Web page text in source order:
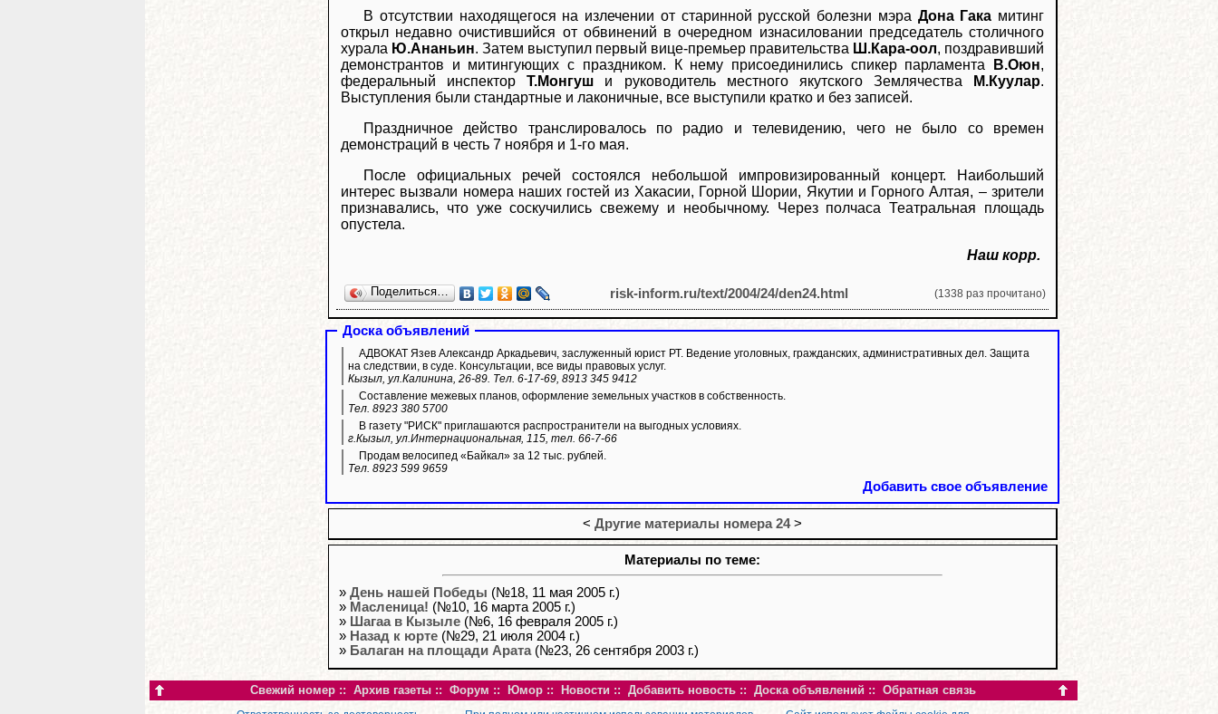
В отсутствии находящегося на излечении от старинной русской болезни мэра Дона Гака митинг
открыл недавно очистившийся от обвинений в очередном изнасиловании председатель столичного
хурала Ю.Ананьин. Затем выступил первый вице-премьер правительства Ш.Кара-оол, поздравивший
демонстрантов и митингующих с праздником. К нему присоединились спикер парламента
В.Оюн,
федеральный инспекторТ.Монгуш и руководитель местного якутского Землячества М.Куулар.
Выступления были стандартные и лаконичные, все выступили кратко и без записей.
Праздничное действо транслировалось по радио и телевидению, чего не было со времен
демонстраций в честь 7 ноября и 1-го мая.
После официальных речей состоялся небольшой импровизированный концерт. Наибольший
интерес вызвали номера наших гостей из Хакасии, Горной Шории, Якутии и Горного Алтая, – зрители
признавались, что уже соскучились свежему и необычному. Через полчаса Театральная площадь
опустела.
Наш корр.
Поделиться… risk-inform.ru/text/2004/24/den24.html (1338 раз прочитано)
Доска объявлений
АДВОКАТ Язев Александр Аркадьевич, заслуженный юрист РТ. Ведение уголовных, гражданских, административных дел. Защита
на следствии, в суде. Консультации, все виды правовых услуг.
Кызыл, ул.Калинина, 26-89. Тел. 6-17-69, 8913 345 9412
Составление межевых планов, оформление земельных участков в собственность.
Тел. 8923 380 5700
В газету "РИСК" приглашаются распространители на выгодных условиях.
г.Кызыл, ул.Интернациональная, 115, тел. 66-7-66
Продам велосипед «Байкал» за 12 тыс. рублей.
Тел. 8923 599 9659
Добавить свое объявление
< Другие материалы номера 24>
Материалы по теме:
» День нашей Победы (№18, 11 мая 2005 г.)
» Масленица! (№10, 16 марта 2005 г.)
» Шагаа в Кызыле (№6, 16 февраля 2005 г.)
» Назад к юрте (№29, 21 июля 2004 г.)
» Балаган на площади Арата(№23, 26 сентября 2003 г.)
Свежий номер :: Архив газеты :: Форум :: Юмор :: Новости :: Добавить новость :: Доска объявлений :: Обратная связь